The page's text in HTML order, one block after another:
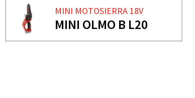
MINI MOTOSIERRA 18V
MINI OLMO B L20